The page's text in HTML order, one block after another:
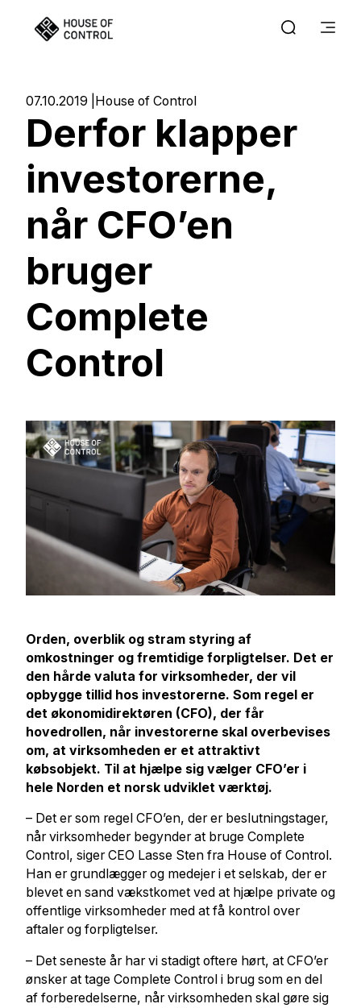
07.10.2019 House of Control
Derfor klapper
investorerne,
når CFO’en
bruger
Complete
Control
Orden, overblik og stram styring af
omkostninger og fremtidige forpligtelser. Det er
den hårde valuta for virksomheder, der vil
opbygge tillid hos investorerne. Som regel er
det økonomidirektøren (CFO), der får
hovedrollen, når investorerne skal overbevises
om, at virksomheden er et attraktivt
købsobjekt. Til at hjælpe sig vælger CFO’er i
hele Norden et norsk udviklet værktøj.
– Det er som regel CFO’en, der er beslutningstager,
når virksomheder begynder at bruge Complete
Control, siger CEO Lasse Sten fra House of Control.
Han er grundlægger og medejer i et selskab, der er
blevet en sand vækstkomet ved at hjælpe private og
offentlige virksomheder med at få kontrol over
aftaler og forpligtelser.
– Det seneste år har vi stadigt oftere hørt, at CFO’er
ønsker at tage Complete Control i brug som en del
af forberedelserne, når virksomheden skal gøre sig